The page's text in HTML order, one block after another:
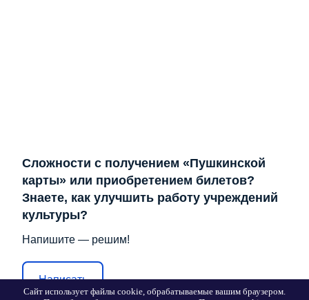
Сложности с получением «Пушкинской
карты» или приобретением билетов?
Знаете, как улучшить работу учреждений
культуры?
Напишите — решим!
Написать
Сайт использует файлы cookie, обрабатываемые вашим браузером.